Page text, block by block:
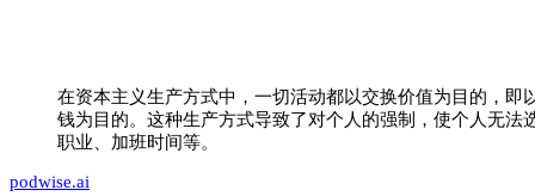
在资本主义生产方式中，一切活动都以交换价值为目的，即
钱为目的。这种生产方式导致了对个人的强制，使个人无法
职业、加班时间等。
podwise.ai